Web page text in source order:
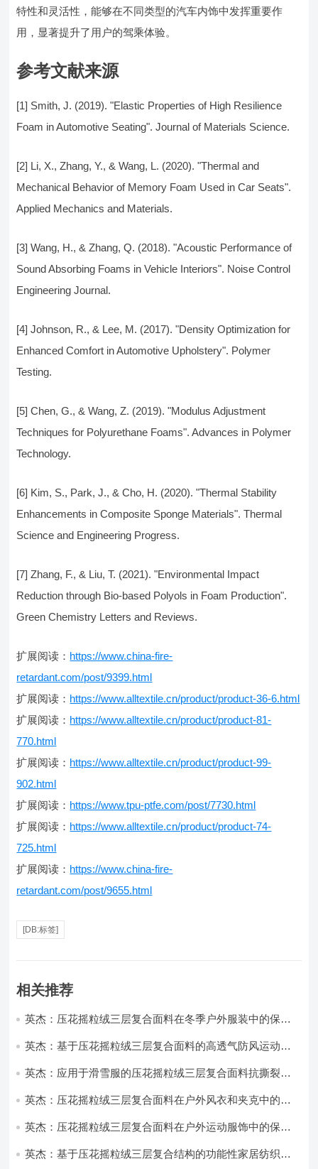
特性和灵活性，能够在不同类型的汽车内饰中发挥重要作
用，显著提升了用户的驾乘体验。
参考文献来源
[1] Smith, J. (2019). "Elastic Properties of High Resilience
Foam in Automotive Seating". Journal of Materials Science.
[2] Li, X., Zhang, Y., & Wang, L. (2020). "Thermal and
Mechanical Behavior of Memory Foam Used in Car Seats".
Applied Mechanics and Materials.
[3] Wang, H., & Zhang, Q. (2018). "Acoustic Performance of
Sound Absorbing Foams in Vehicle Interiors". Noise Control
Engineering Journal.
[4] Johnson, R., & Lee, M. (2017). "Density Optimization for
Enhanced Comfort in Automotive Upholstery". Polymer
Testing.
[5] Chen, G., & Wang, Z. (2019). "Modulus Adjustment
Techniques for Polyurethane Foams". Advances in Polymer
Technology.
[6] Kim, S., Park, J., & Cho, H. (2020). "Thermal Stability
Enhancements in Composite Sponge Materials". Thermal
Science and Engineering Progress.
[7] Zhang, F., & Liu, T. (2021). "Environmental Impact
Reduction through Bio-based Polyols in Foam Production".
Green Chemistry Letters and Reviews.
扩展阅读： https://www.china-fire-
retardant.com/post/9399.html
扩展阅读： https://www.alltextile.cn/product/product-36-6.html
扩展阅读： https://www.alltextile.cn/product/product-81-
770.html
扩展阅读： https://www.alltextile.cn/product/product-99-
902.html
扩展阅读： https://www.tpu-ptfe.com/post/7730.html
扩展阅读： https://www.alltextile.cn/product/product-74-
725.html
扩展阅读： https://www.china-fire-
retardant.com/post/9655.html
[DB:标签]
相关推荐
英杰：压花摇粒绒三层复合面料在冬季户外服装中的保暖
英杰：基于压花摇粒绒三层复合面料的高透气防风运动服
英杰：应用于滑雪服的压花摇粒绒三层复合面料抗撕裂与
英杰：压花摇粒绒三层复合面料在户外风衣和夹克中的应
英杰：压花摇粒绒三层复合面料在户外运动服饰中的保暖
英杰：基于压花摇粒绒三层复合结构的功能性家居纺织品